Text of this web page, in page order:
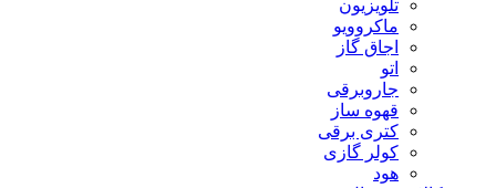
تلویزیون
ماکروویو
اجاق گاز
اتو
جاروبرقی
قهوه ساز
کتری برقی
کولر گازی
هود